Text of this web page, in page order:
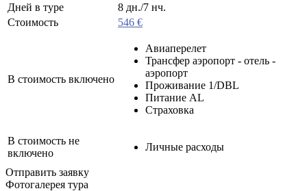
Дней в туре
8 дн./7 нч.
Стоимость
546 €
В стоимость включено
Авиаперелет
Трансфер аэропорт - отель -
аэропорт
Проживание 1/DBL
Питание AL
Страховка
В стоимость не
включено
Личные расходы
Отправить заявку
Фотогалерея тура